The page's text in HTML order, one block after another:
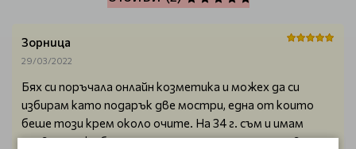
Зорница
29/03/2022
Бях си поръчала онлайн козметика и можех да си
избирам като подарък две мостри, една от които
беше този крем около очите. На 34 г. съм и имам
поява на леки бръчици и умора от ранното ставане,